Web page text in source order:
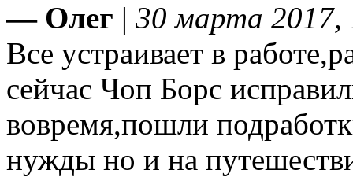
— Олег | 30 марта 2017,
Все устраивает в
сейчас Чоп Борс
вовремя,пошли
нужды но и на